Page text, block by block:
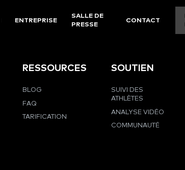
ENTREPRISE
SALLE DE
PRESSE
CONTACT
RESSOURCES
BLOG
FAQ
TARIFICATION
SOUTIEN
SUIVI DES
ATHLÈTES
ANALYSE VIDÉO
COMMUNAUTÉ